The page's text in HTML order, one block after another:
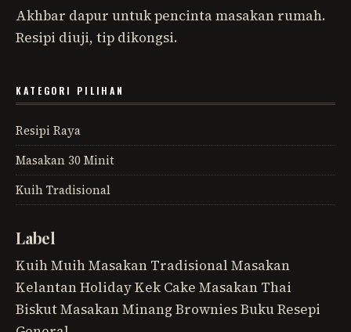
Akhbar dapur untuk pencinta masakan rumah.
Resipi diuji, tip dikongsi.
KATEGORI PILIHAN
Resipi Raya
Masakan 30 Minit
Kuih Tradisional
Label
Kuih MuihMasakan Tradisional Masakan
KelantanHolidayKek Cake Masakan Thai
BiskutMasakan Minang BrowniesBuku Resepi